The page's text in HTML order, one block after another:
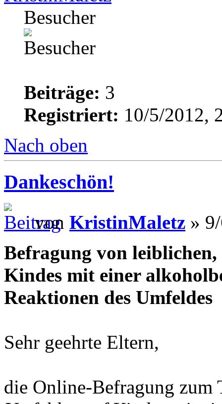
Besucher
Beiträge: 3
Registriert: 10/5/2012,
Nach oben
Dankeschön!
von KristinMaletz »
Befragung von
Kindes mit einer
Reaktionen des Umfeldes
Sehr geehrte Eltern,
die Online-Befragung zum